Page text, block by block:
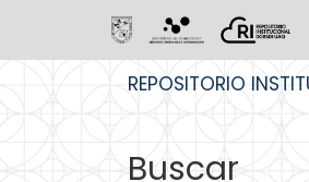
REPOSITORIO
Buscar